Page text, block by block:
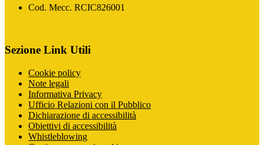
Cod. Mecc. RCIC826001
Sezione Link Utili
Cookie policy
Note legali
Informativa Privacy
Ufficio Relazioni con il Pubblico
Dichiarazione di accessibilità
Obiettivi di accessibilità
Whistleblowing